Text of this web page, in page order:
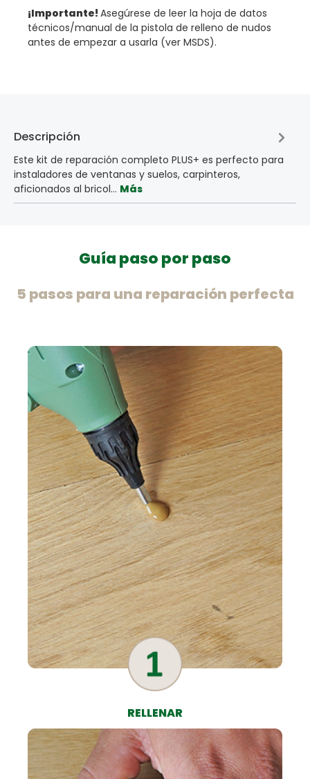
¡Importante! Asegúrese de leer la hoja de datos
técnicos/manual de la pistola de relleno de nudos
antes de empezar a usarla (ver MSDS).
Descripción
Este kit de reparación completo PLUS+ es perfecto para
instaladores de ventanas y suelos, carpinteros,
aficionados al bricol… Más
Guía paso por paso
5 pasos para una reparación perfecta
RELLENAR